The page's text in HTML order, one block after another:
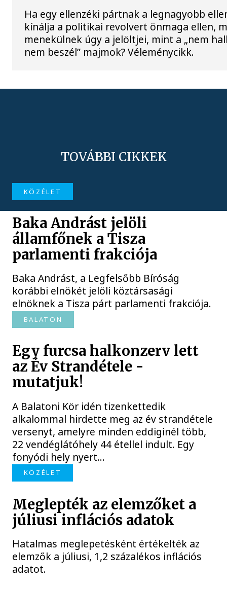
Ha egy ellenzéki pártnak a legnagyobb
kínálja a politikai revolvert önmaga ellen,
menekülnek úgy a jelöltjei, mint a „nem
nem beszél” majmok? Véleménycikk.
TOVÁBBI CIKKEK
KÖZÉLET
Baka Andrást jelöli
államfőnek a Tisza
parlamenti frakciója
Baka Andrást, a Legfelsőbb Bíróság
korábbi elnökét jelöli köztársasági
elnöknek a Tisza párt parlamenti frakciója.
BALATON
Egy furcsa halkonzerv lett
az Év Strandétele -
mutatjuk!
A Balatoni Kör idén tizenkettedik
alkalommal hirdette meg az év strandétele
versenyt, amelyre minden eddiginél több,
22 vendéglátóhely 44 étellel indult. Egy
fonyódi hely nyert...
KÖZÉLET
Meglepték az elemzőket a
júliusi inflációs adatok
Hatalmas meglepetésként értékelték az
elemzők a júliusi, 1,2 százalékos inflációs
adatot.